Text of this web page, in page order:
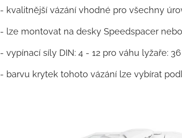
- kvalitnější vázání vhodné pro všechny
- lze montovat na desky Speedspacer
- vypínací síly DIN: 4 - 12 pro váhu lyžaře:
- barvu krytek tohoto vázání lze vybírat